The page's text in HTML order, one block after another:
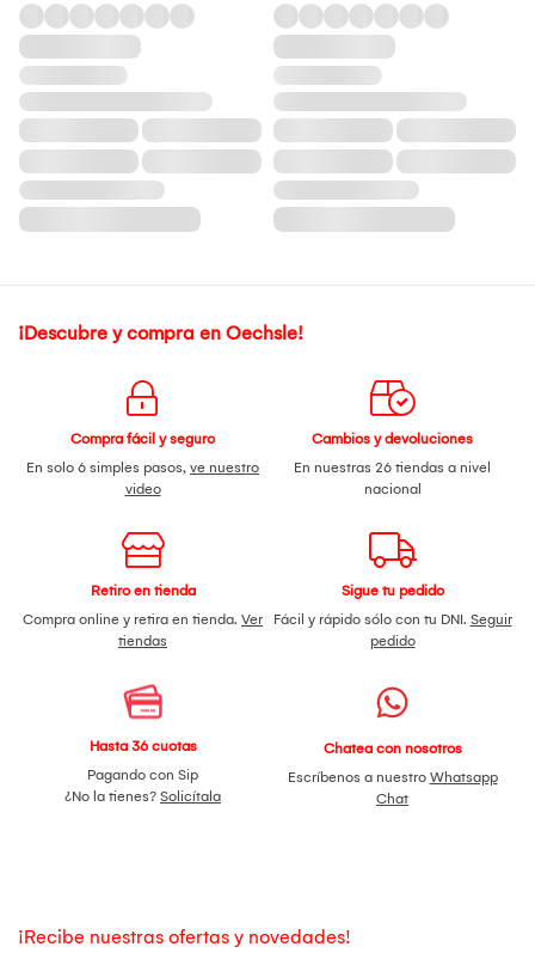
¡Descubre y compra en Oechsle!
Compra fácil y seguro
En solo 6 simples pasos, ve nuestro
video
Cambios y devoluciones
En nuestras 26 tiendas a nivel
nacional
Retiro en tienda
Compra online y retira en tienda. Ver
tiendas
Sigue tu pedido
Fácil y rápido sólo con tu DNI. Seguir
pedido
Hasta 36 cuotas
Pagando con Sip
¿No la tienes? Solicítala
Chatea con nosotros
Escríbenos a nuestro Whatsapp
Chat
¡Recibe nuestras ofertas y novedades!